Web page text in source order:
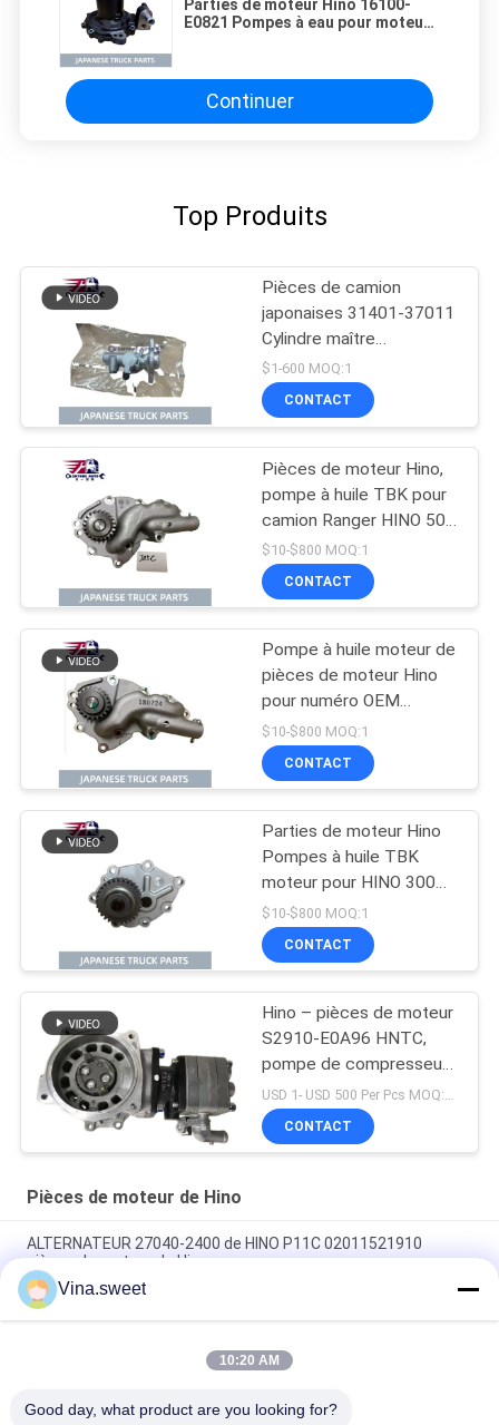
Parties de moteur Hino 16100-
E0821 Pompes à eau pour moteur
Continuer
Top Produits
Pièces de camion
japonaises 31401-37011
Cylindre maître
d'embrayage pour HINO
300 N04C
$1-600 MOQ:1
CONTACT
Pièces de moteur Hino,
pompe à huile TBK pour
camion Ranger HINO 500
J08C J08CT, numéro
OEM L260-0080S
$10-$800 MOQ:1
CONTACT
Pompe à huile moteur de
pièces de moteur Hino
pour numéro OEM
15110-2150 de camion
Ranger HINO 500 J08E
J08ET
$10-$800 MOQ:1
CONTACT
Parties de moteur Hino
Pompes à huile TBK
moteur pour HINO 300
N04C N04CT DURTO
DYNA camion numéro
OEM L260-0050S
$10-$800 MOQ:1
CONTACT
Hino – pièces de moteur
S2910-E0A96 HNTC,
pompe de compresseur
d'air flambant neuve pour
HINO 500 FC7J FG FD7J
J07E J05E
CONTACT
Pièces de moteur de Hino
ALTERNATEUR 27040-2400 de HINO P11C 02011521910
pièces de moteur de Hino
Cylindre de frein de frein de HINO H07C pour le camion de
tracteur de HINO
45420-1600 45430-1600 pièces de moteur de Hino de BOULON
Vina.sweet
10:20 AM
Good day, what product are you looking for?